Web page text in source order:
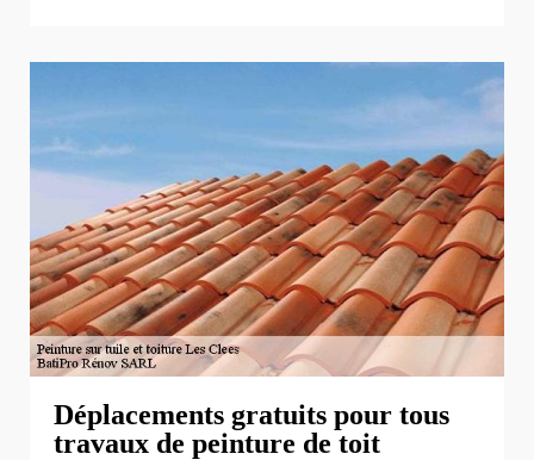
Déplacements gratuits pour tous
travaux de peinture de toit